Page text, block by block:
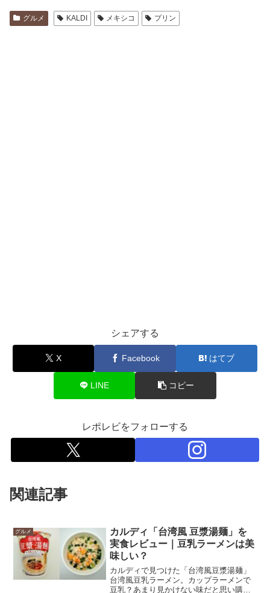
グルメ KALDI メキシコ プリン
シェアする
X Facebook はてブ
LINE コピー
レポレビをフォローする
関連記事
グルメ
カルディ「台湾風 豆漿湯麺」を
実食レビュー｜豆乳ラーメンは美
味しい？
カルディで見つけた「台湾風豆漿湯麺」
台湾風豆乳ラーメン。カップラーメンで
豆乳？あまり見かけない味だと思い購